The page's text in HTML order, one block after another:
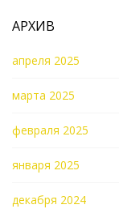
АРХИВ
апреля 2025
марта 2025
февраля 2025
января 2025
декабря 2024